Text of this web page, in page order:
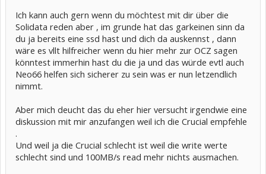
Ich kann auch gern wenn du möchtest mit dir über die
Solidata reden aber , im grunde hat das garkeinen sinn da
du ja bereits eine ssd hast und dich da auskennst , dann
wäre es vllt hilfreicher wenn du hier mehr zur OCZ sagen
könntest immerhin hast du die ja und das würde evtl auch
Neo66 helfen sich sicherer zu sein was er nun letzendlich
nimmt.
Aber mich deucht das du eher hier versucht irgendwie eine
diskussion mit mir anzufangen weil ich die Crucial empfehle
.
Und weil ja die Crucial schlecht ist weil die write werte
schlecht sind und 100MB/s read mehr nichts ausmachen.